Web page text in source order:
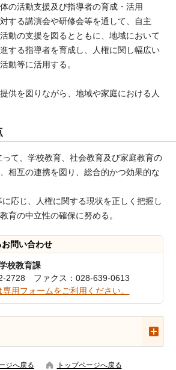
活動支援及び指導者の育成・活用
する講演会や研修会等を通して、自主
動の支援を図るとともに、地域において
する指導者を育成し、人権に関し幅広い
動等に活用する。
供を図りながら、地域や家庭における人
て、学校教育、社会教育及び家庭教育の
相互の連携を図り、総合的かつ効果的な
応じ、人権に関する現状を正しく把握し
育の中立性の確保に努める。
お問い合わせ
校教育課
2728 ファクス：028-639-0613
用フォームをご利用ください。
ジへ戻る トップページへ戻る